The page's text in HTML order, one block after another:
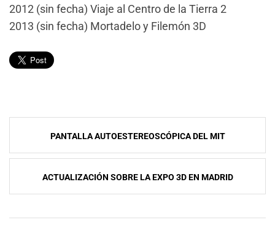
2012 (sin fecha) Viaje al Centro de la Tierra 2
2013 (sin fecha) Mortadelo y Filemón 3D
Navegación
de
entradas
PANTALLA AUTOESTEREOSCÓPICA DEL MIT
ACTUALIZACIÓN SOBRE LA EXPO 3D EN MADRID